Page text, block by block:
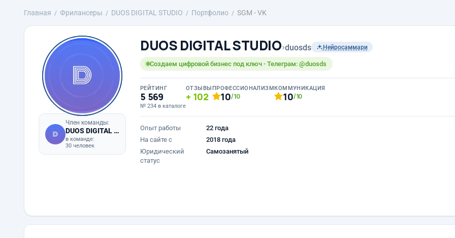
Главная Фрилансеры DUOS DIGITAL STUDIO Портфолио SGM - VK
Член команды:
DUOS DIGITAL STUDIO
в команде:
30 человек
DUOS DIGITAL STUDIO›duosds Нейросаммари
Создаем цифровой бизнес под ключ - Телеграм: @duosds
РЕЙТИНГ
5 569
№ 234 в каталоге
ОТЗЫВЫ
102
ПРОФЕССИОНАЛИЗМ
10/10
КОММУНИКАЦИЯ
10/10
Опыт работы
22 года
На сайте с
2018 года
Юридический
статус
Самозанятый